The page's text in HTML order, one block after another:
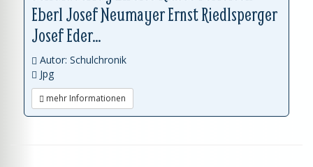
Eberl Josef Neumayer Ernst Riedlsperger
Josef Eder...
Autor: Schulchronik
Jpg
mehr Informationen